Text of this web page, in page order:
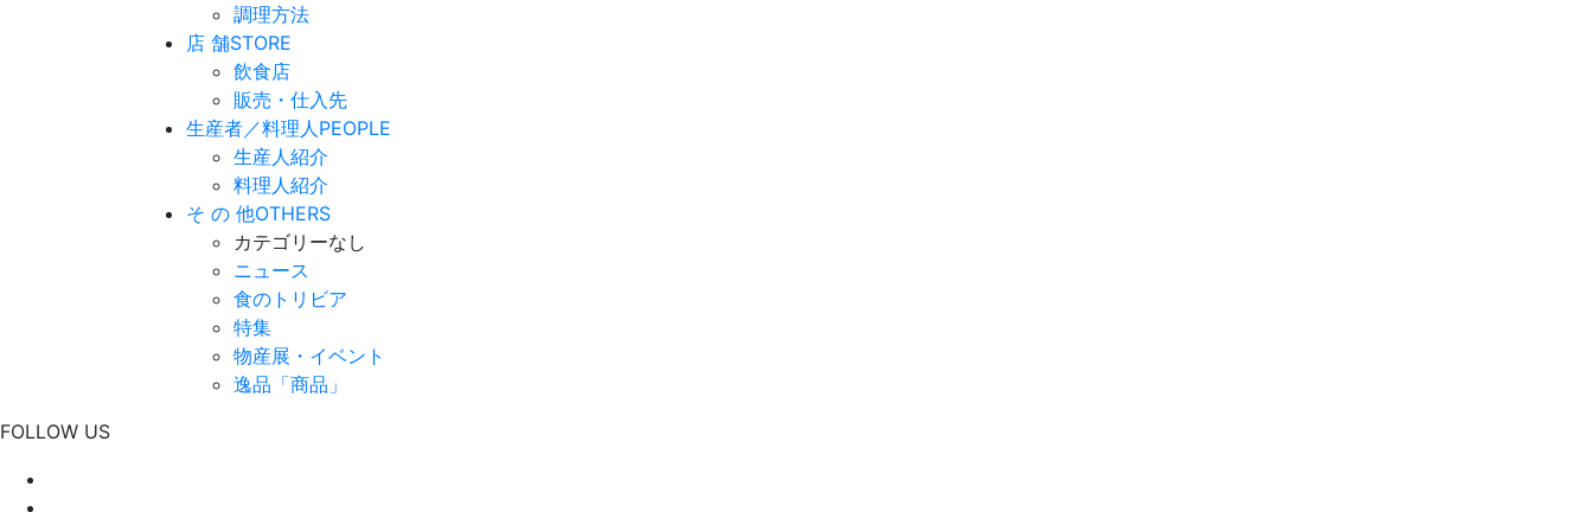
調理方法
店 舗STORE
飲食店
販売・仕入先
生産者／料理人PEOPLE
生産人紹介
料理人紹介
そ の 他OTHERS
カテゴリーなし
ニュース
食のトリビア
特集
物産展・イベント
逸品「商品」
FOLLOW US